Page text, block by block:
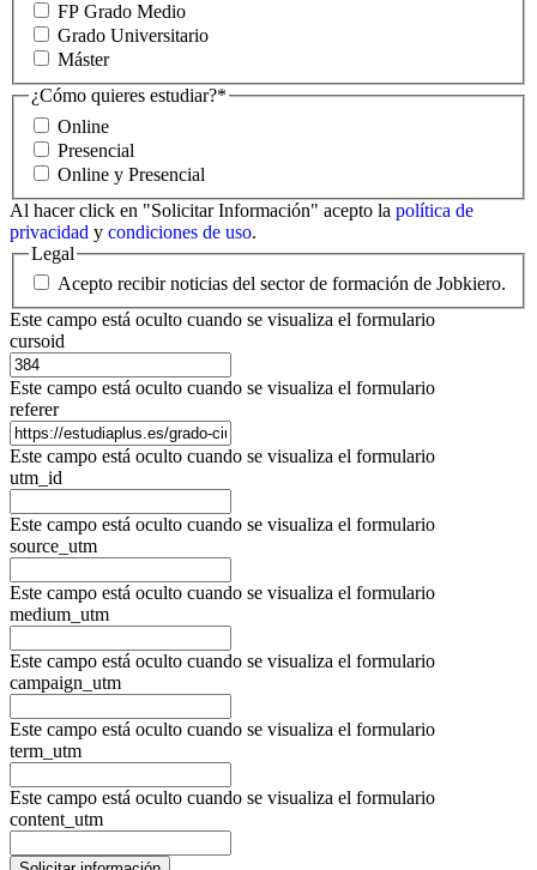
FP Grado Medio
Grado Universitario
Máster
¿Cómo quieres estudiar?*
Online
Presencial
Online y Presencial
Al hacer click en "Solicitar Información" acepto la política de
privacidad y condiciones de uso.
Legal
Acepto recibir noticias del sector de formación de Jobkiero.
Este campo está oculto cuando se visualiza el formulario
cursoid
Este campo está oculto cuando se visualiza el formulario
referer
Este campo está oculto cuando se visualiza el formulario
utm_id
Este campo está oculto cuando se visualiza el formulario
source_utm
Este campo está oculto cuando se visualiza el formulario
medium_utm
Este campo está oculto cuando se visualiza el formulario
campaign_utm
Este campo está oculto cuando se visualiza el formulario
term_utm
Este campo está oculto cuando se visualiza el formulario
content_utm